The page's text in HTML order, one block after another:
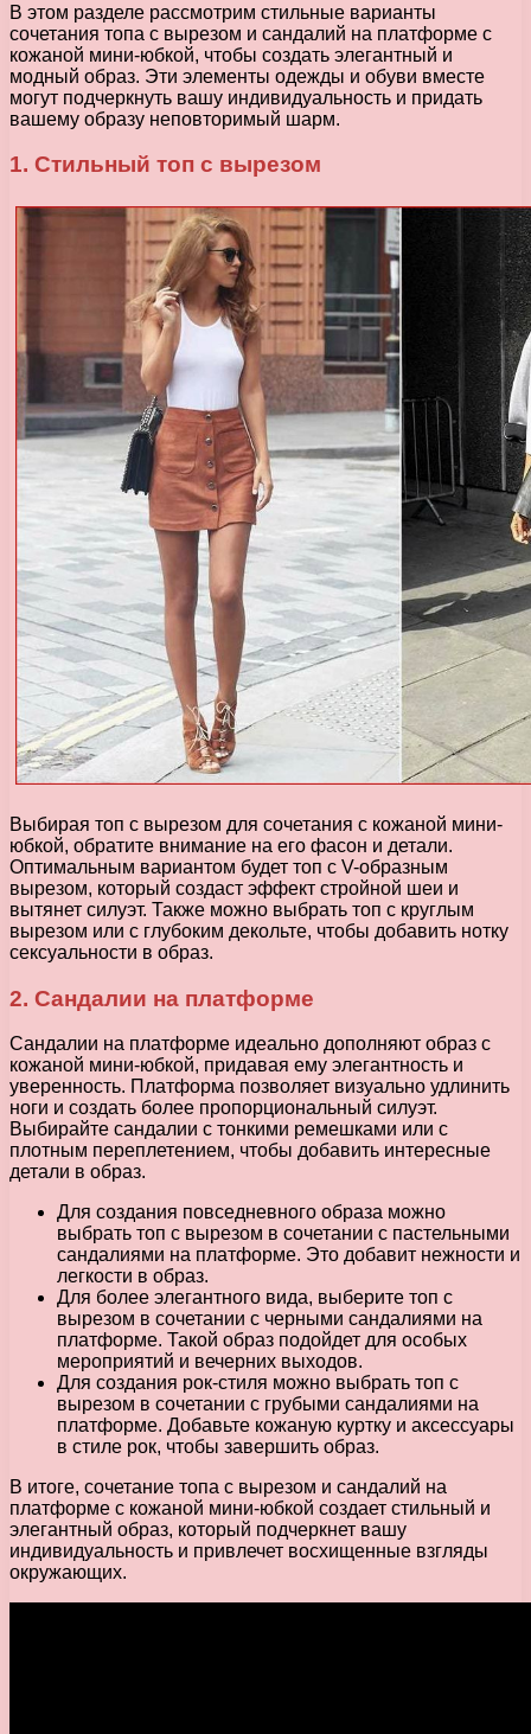
В этом разделе рассмотрим стильные варианты
сочетания топа с вырезом и сандалий на платформе с
кожаной мини-юбкой, чтобы создать элегантный и
модный образ. Эти элементы одежды и обуви вместе
могут подчеркнуть вашу индивидуальность и придать
вашему образу неповторимый шарм.
1. Стильный топ с вырезом
Выбирая топ с вырезом для сочетания с кожаной мини-
юбкой, обратите внимание на его фасон и детали.
Оптимальным вариантом будет топ с V-образным
вырезом, который создаст эффект стройной шеи и
вытянет силуэт. Также можно выбрать топ с круглым
вырезом или с глубоким декольте, чтобы добавить нотку
сексуальности в образ.
2. Сандалии на платформе
Сандалии на платформе идеально дополняют образ с
кожаной мини-юбкой, придавая ему элегантность и
уверенность. Платформа позволяет визуально удлинить
ноги и создать более пропорциональный силуэт.
Выбирайте сандалии с тонкими ремешками или с
плотным переплетением, чтобы добавить интересные
детали в образ.
Для создания повседневного образа можно
выбрать топ с вырезом в сочетании с пастельными
сандалиями на платформе. Это добавит нежности и
легкости в образ.
Для более элегантного вида, выберите топ с
вырезом в сочетании с черными сандалиями на
платформе. Такой образ подойдет для особых
мероприятий и вечерних выходов.
Для создания рок-стиля можно выбрать топ с
вырезом в сочетании с грубыми сандалиями на
платформе. Добавьте кожаную куртку и аксессуары
в стиле рок, чтобы завершить образ.
В итоге, сочетание топа с вырезом и сандалий на
платформе с кожаной мини-юбкой создает стильный и
элегантный образ, который подчеркнет вашу
индивидуальность и привлечет восхищенные взгляды
окружающих.